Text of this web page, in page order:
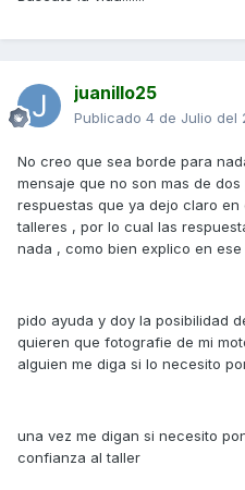
juanillo25
Publicado 4 de Julio del
No creo que sea borde para
mensaje que no son mas de
respuestas que ya dejo claro
talleres , por lo cual las
nada , como bien explico en
pido ayuda y doy la posibilidad
quieren que fotografie de mi
alguien me diga si lo necesito
una vez me digan si necesito
confianza al taller